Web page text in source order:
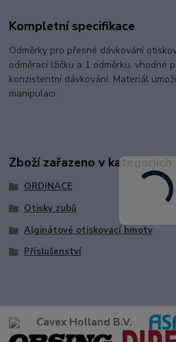
Kompletní specifikace
Odměrky pro přesné dávkování
odměrací lžičku a 1 odměrku, vhodné
konzistentní dávkování. Materiál
manipulaci.
Zboží zařazeno v kategoriích
ORDINACE
Otisky zubů
Alginátové otiskovací hmoty
Příslušenství
Cavex Holland B.V.